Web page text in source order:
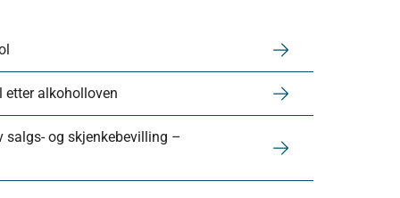
etter alkoholloven
og skjenkebevilling –